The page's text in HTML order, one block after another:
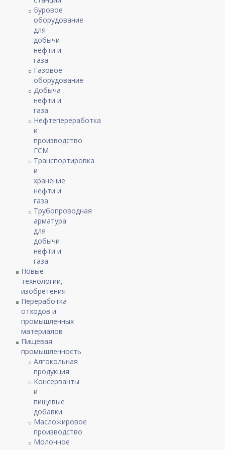
Буровое
оборудование
для
добычи
нефти и
газа
Газовое
оборудование
Добыча
нефти и
газа
Нефтепереработка
и
производство
ГСМ
Транспортировка
и
хранение
нефти и
газа
Трубопроводная
арматура
для
добычи
нефти и
газа
Новые
технологии,
изобретения
Переработка
отходов и
промышленных
материалов
Пищевая
промышленность
Алгокольная
продукция
Консерванты
и
пищевые
добавки
Масложировое
производство
Молочное